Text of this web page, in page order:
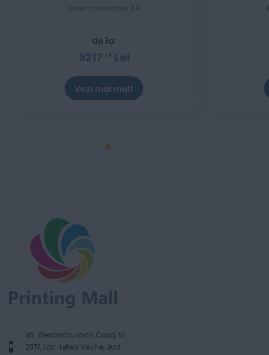
laser monocrom A4
de la:
9217 78 Lei
Vezi mai mult
Stoc epuizat
str. Alexandru Ioan Cuza, Nr.
237f, Loc. Letea Veche, Jud.